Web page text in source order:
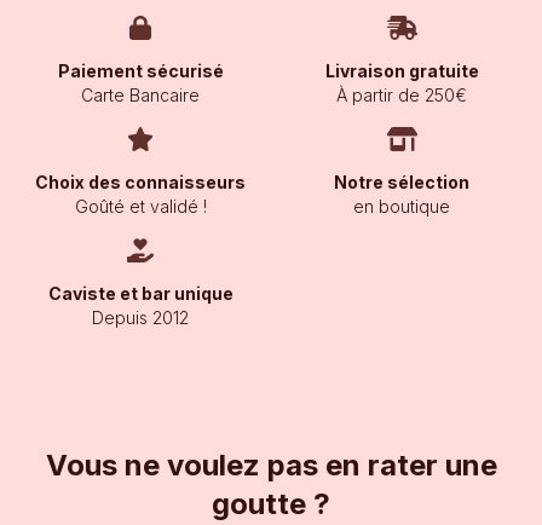
Paiement sécurisé
Carte Bancaire
Livraison gratuite
À partir de 250€
Choix des connaisseurs
Goûté et validé !
Notre sélection
en boutique
Caviste et bar unique
Depuis 2012
Vous ne voulez pas en rater une
goutte ?